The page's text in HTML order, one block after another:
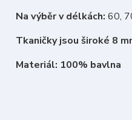
Na výběr v délkách: 60,
Tkaničky jsou široké 8
Materiál: 100% bavlna